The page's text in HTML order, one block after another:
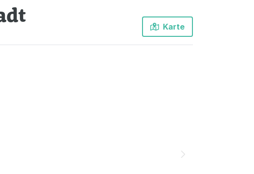
Karte